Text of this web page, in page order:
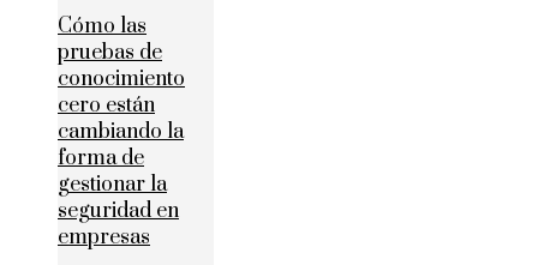
Cómo las
pruebas de
conocimiento
cero están
cambiando la
forma de
gestionar la
seguridad en
empresas